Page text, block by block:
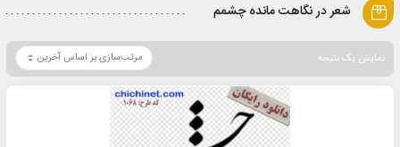
شعر در نگاهت مانده چشمم
نمایش یک نتیجه